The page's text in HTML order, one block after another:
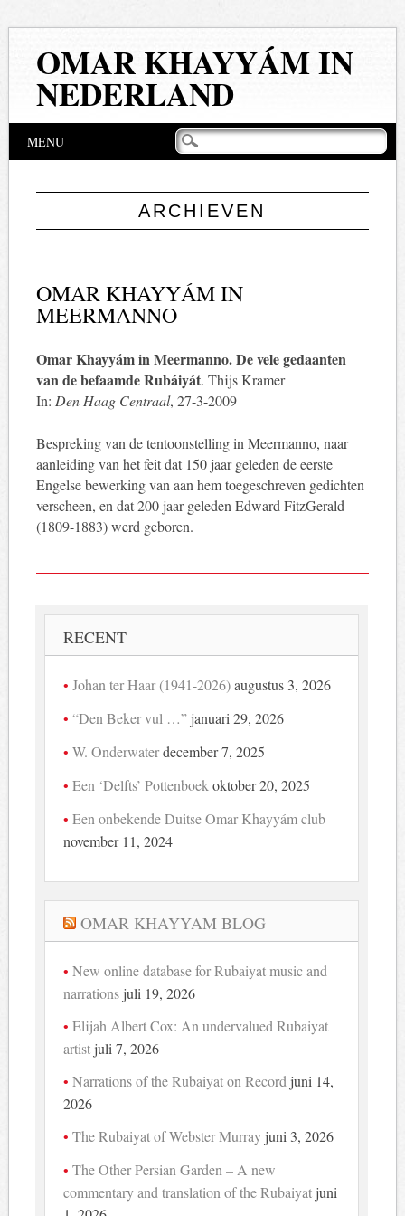
OMAR KHAYYÁM IN
NEDERLAND
Hoofdmenu
springen
MENU
ARCHIEVEN
OMAR KHAYYÁM IN
MEERMANNO
Omar Khayyám in Meermanno. De vele gedaanten
van de befaamde Rubáiyát. Thijs Kramer
In: Den Haag Centraal, 27-3-2009
Bespreking van de tentoonstelling in Meermanno, naar
aanleiding van het feit dat 150 jaar geleden de eerste
Engelse bewerking van aan hem toegeschreven gedichten
verscheen, en dat 200 jaar geleden Edward FitzGerald
(1809-1883) werd geboren.
RECENT
Johan ter Haar (1941-2026) augustus 3, 2026
“Den Beker vul …” januari 29, 2026
W. Onderwaterdecember 7, 2025
Een ‘Delfts’ Pottenboek oktober 20, 2025
Een onbekende Duitse Omar Khayyám club
november 11, 2024
OMAR KHAYYAM BLOG
New online database for Rubaiyat music and
narrations juli 19, 2026
Elijah Albert Cox: An undervalued Rubaiyat
artist juli 7, 2026
Narrations of the Rubaiyat on Record juni 14,
2026
The Rubaiyat of Webster Murray juni 3, 2026
The Other Persian Garden – A new
commentary and translation of the Rubaiyat juni